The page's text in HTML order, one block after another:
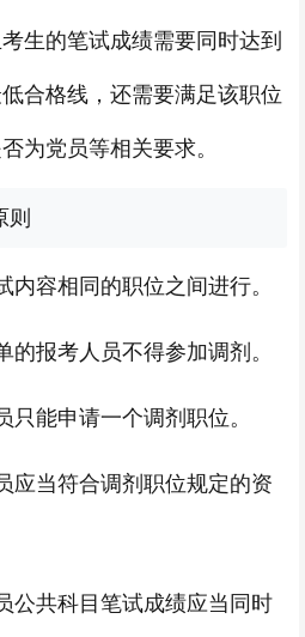
生的笔试成绩需要同时达到
合格线，还需要满足该职位
为党员等相关要求。
内容相同的职位之间进行。
的报考人员不得参加调剂。
只能申请一个调剂职位。
应当符合调剂职位规定的资
公共科目笔试成绩应当同时